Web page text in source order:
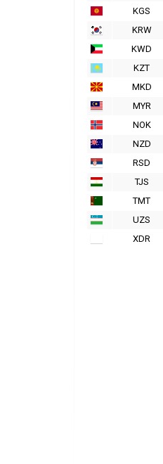
KGS
KRW
KWD
KZT
MKD
MYR
NOK
NZD
RSD
TJS
TMT
UZS
XDR